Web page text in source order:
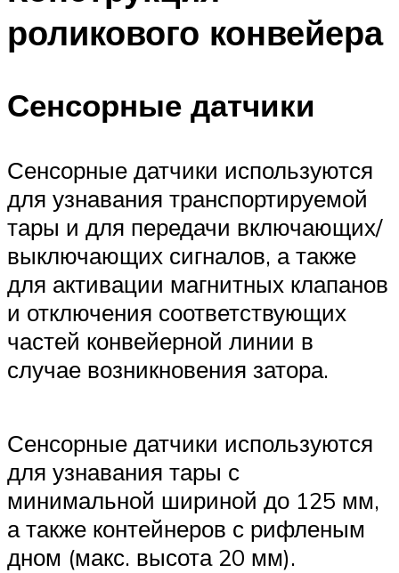
роликового конвейера
Сенсорные датчики
Сенсорные датчики используются
для узнавания транспортируемой
тары и для передачи включающих/
выключающих сигналов, а также
для активации магнитных клапанов
и отключения соответствующих
частей конвейерной линии в
случае возникновения затора.
Сенсорные датчики используются
для узнавания тары с
минимальной шириной до 125 мм,
а также контейнеров с рифленым
дном (макс. высота 20 мм).